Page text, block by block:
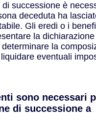
successione è
deceduta ha
Gli eredi o i
la dichiarazione
la
eventuali
sono necessari
di successione a